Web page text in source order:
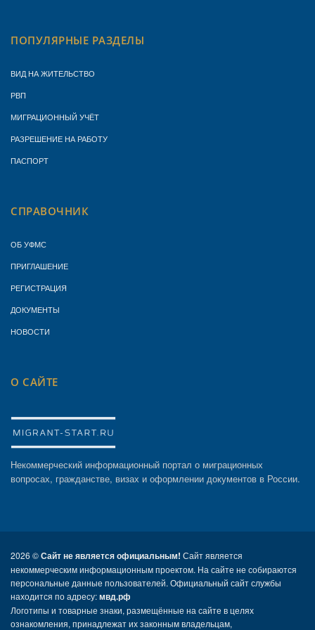
ПОПУЛЯРНЫЕ РАЗДЕЛЫ
ВИД НА ЖИТЕЛЬСТВО
РВП
МИГРАЦИОННЫЙ УЧЁТ
РАЗРЕШЕНИЕ НА РАБОТУ
ПАСПОРТ
СПРАВОЧНИК
ОБ УФМС
ПРИГЛАШЕНИЕ
РЕГИСТРАЦИЯ
ДОКУМЕНТЫ
НОВОСТИ
О САЙТЕ
Некоммерческий информационный портал о миграционных
вопросах, гражданстве, визах и оформлении документов в России.
2026 ©Сайт не является официальным! Сайт является
некоммерческим информационным проектом. На сайте не собираются
персональные данные пользователей. Официальный сайт службы
находится по адресу:мвд.рф
Логотипы и товарные знаки, размещённые на сайте в целях
ознакомления, принадлежат их законным владельцам,